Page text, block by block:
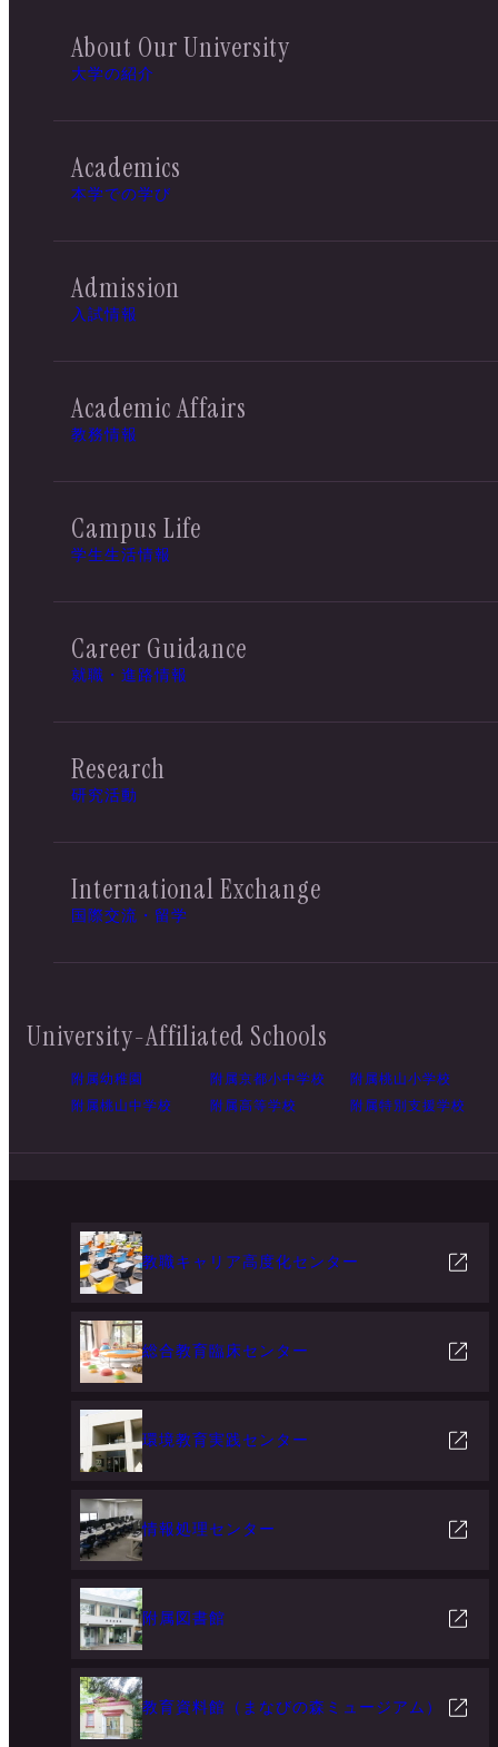
About Our University
大学の紹介
Academics
本学での学び
Admission
入試情報
Academic Affairs
教務情報
Campus Life
学生生活情報
Career Guidance
就職・進路情報
Research
研究活動
International Exchange
国際交流・留学
University-Affiliated Schools
附属幼稚園 附属京都小中学校
附属桃山小学校
附属桃山中学校
附属高等学校 附属特別支援学校
教職キャリア高度化センター
総合教育臨床センター
環境教育実践センター
情報処理センター
附属図書館
教育資料館（まなびの森ミュージアム）